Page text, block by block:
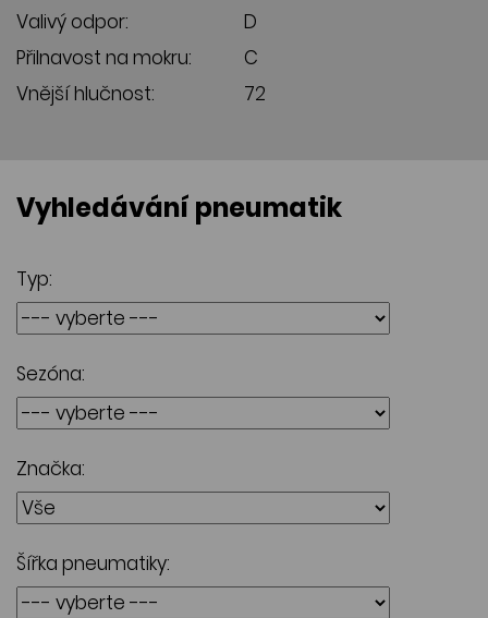
Valivý odpor:
D
Přilnavost na mokru:
C
Vnější hlučnost:
72
Vyhledávání pneumatik
Typ:
Sezóna:
Značka:
Šířka pneumatiky: